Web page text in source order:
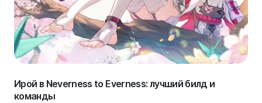
Ирой в Neverness to Everness: лучший билд и
команды